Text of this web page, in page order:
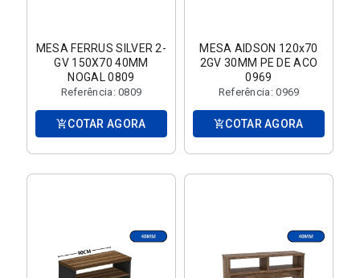
MESA FERRUS SILVER 2-
GV 150X70 40MM
NOGAL 0809
Referência: 0809
add_shopping_cart COTAR AGORA
MESA AIDSON 120x70
2GV 30MM PE DE ACO
0969
Referência: 0969
add_shopping_cart COTAR AGORA